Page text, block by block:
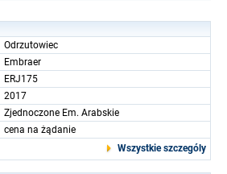
Odrzutowiec
Embraer
ERJ175
2017
Zjednoczone Em. Arabskie
cena na żądanie
Wszystkie szczególy